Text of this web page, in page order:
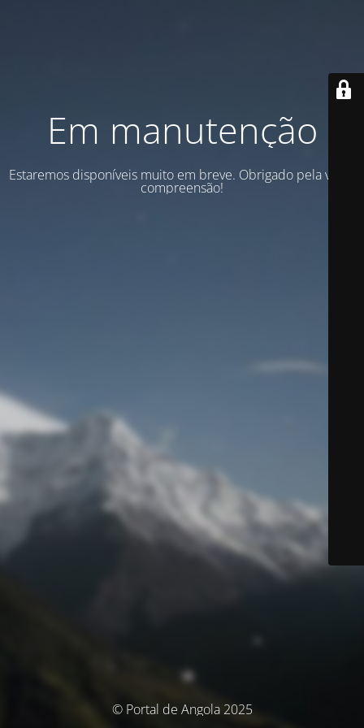
Em manutenção
Estaremos disponíveis muito em breve. Obrigado pela vossa
compreensão!
© Portal de Angola 2025